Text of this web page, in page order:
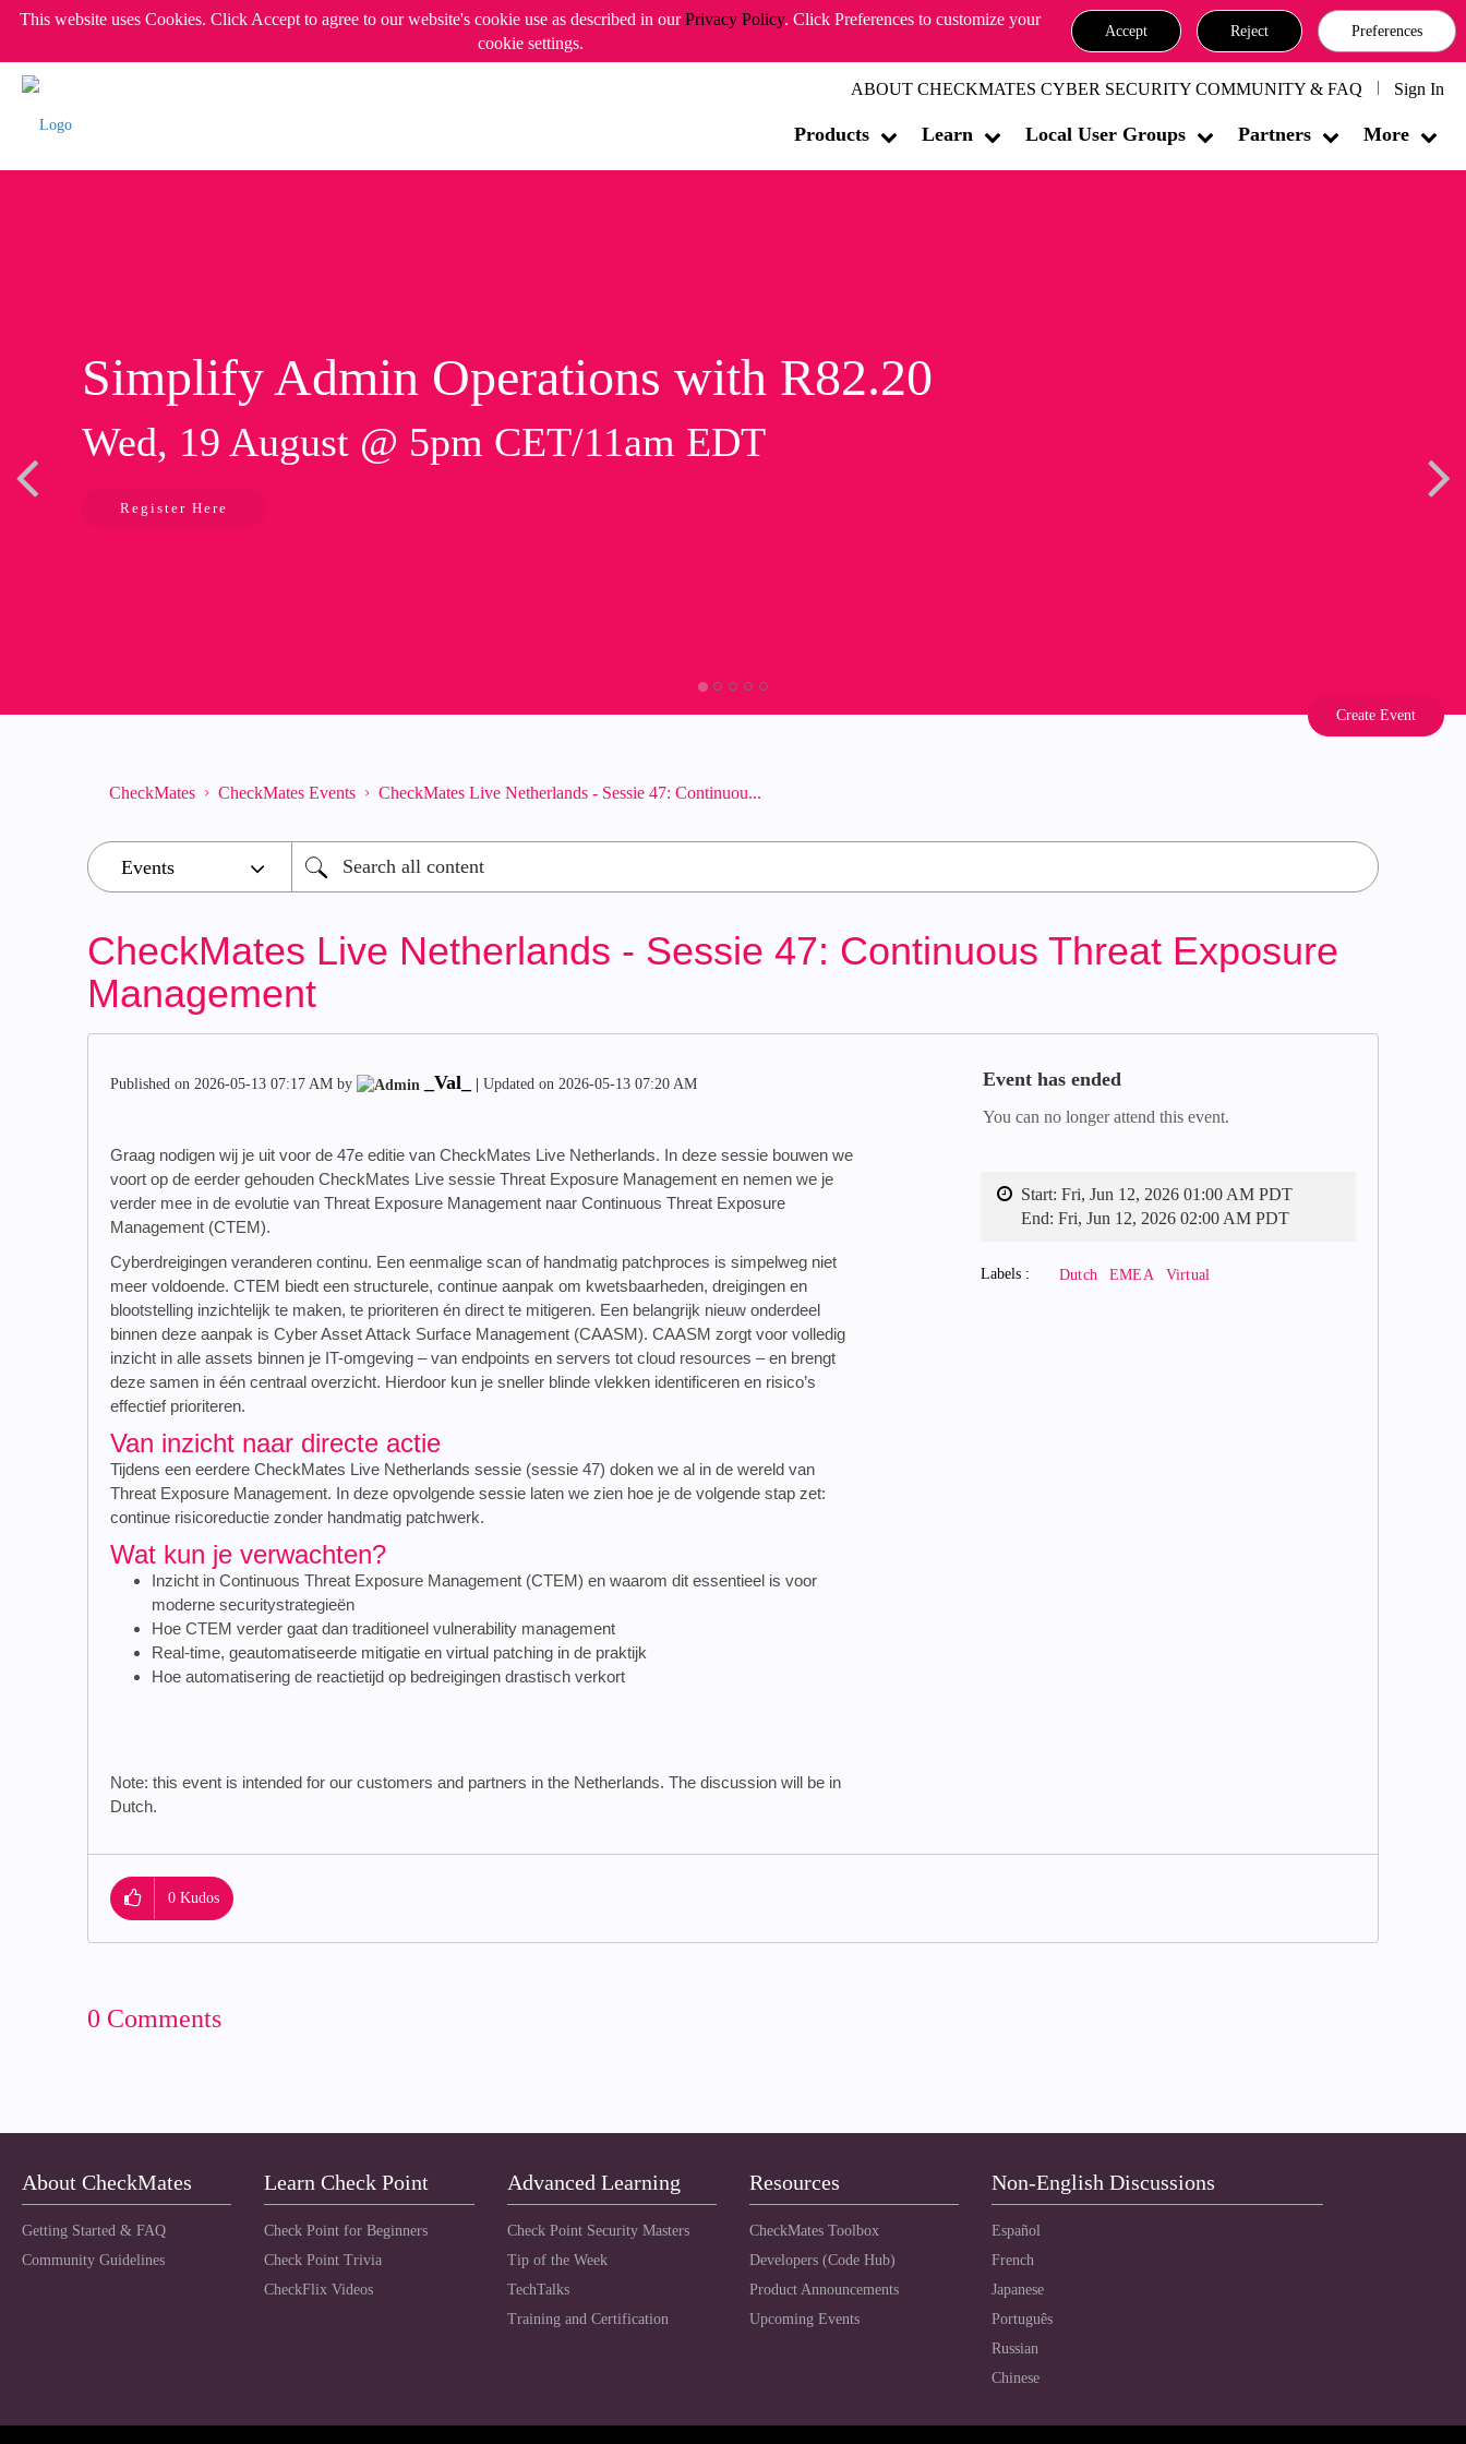
This website uses Cookies. Click Accept to agree to our website's cookie use as described in ourPrivacy Policy. Click Preferences to customize your
cookie settings.
Accept Reject Preferences
ABOUT CHECKMATES CYBER SECURITY COMMUNITY & FAQ Sign In
Products Learn Local User Groups Partners More
Simplify Admin Operations with R82.20
Wed, 19 August @ 5pm CET/11am EDT
Register Here
Create Event
CheckMates CheckMates Events CheckMates Live Netherlands - Sessie 47: Continuou...
CheckMates Live Netherlands - Sessie 47: Continuous Threat Exposure
Management
Published on ‎2026-05-13 07:17 AM by _Val_ Updated on ‎2026-05-13 07:20 AM
Graag nodigen wij je uit voor de 47e editie van CheckMates Live Netherlands. In deze sessie bouwen we
voort op de eerder gehouden CheckMates Live sessie Threat Exposure Management en nemen we je
verder mee in de evolutie van Threat Exposure Management naar Continuous Threat Exposure
Management (CTEM).
Cyberdreigingen veranderen continu. Een eenmalige scan of handmatig patchproces is simpelweg niet
meer voldoende. CTEM biedt een structurele, continue aanpak om kwetsbaarheden, dreigingen en
blootstelling inzichtelijk te maken, te prioriteren én direct te mitigeren. Een belangrijk nieuw onderdeel
binnen deze aanpak is Cyber Asset Attack Surface Management (CAASM). CAASM zorgt voor volledig
inzicht in alle assets binnen je IT-omgeving – van endpoints en servers tot cloud resources – en brengt
deze samen in één centraal overzicht. Hierdoor kun je sneller blinde vlekken identificeren en risico’s
effectief prioriteren.
Van inzicht naar directe actie
Tijdens een eerdere CheckMates Live Netherlands sessie (sessie 47) doken we al in de wereld van
Threat Exposure Management. In deze opvolgende sessie laten we zien hoe je de volgende stap zet:
continue risicoreductie zonder handmatig patchwerk.
Wat kun je verwachten?
Inzicht in Continuous Threat Exposure Management (CTEM) en waarom dit essentieel is voor
moderne securitystrategieën
Hoe CTEM verder gaat dan traditioneel vulnerability management
Real-time, geautomatiseerde mitigatie en virtual patching in de praktijk
Hoe automatisering de reactietijd op bedreigingen drastisch verkort
Note: this event is intended for our customers and partners in the Netherlands. The discussion will be in
Dutch.
Event has ended
You can no longer attend this event.
Start: Fri, Jun 12, 2026 01:00 AM PDT
End: Fri, Jun 12, 2026 02:00 AM PDT
Labels Dutch EMEA Virtual
0 Kudos
0 Comments
About CheckMates
Getting Started & FAQ
Community Guidelines
Learn Check Point
Check Point for Beginners
Check Point Trivia
CheckFlix Videos
Advanced Learning
Check Point Security Masters
Tip of the Week
TechTalks
Training and Certification
Resources
CheckMates Toolbox
Developers (Code Hub)
Product Announcements
Upcoming Events
Non-English Discussions
Español
French
Japanese
Português
Russian
Chinese